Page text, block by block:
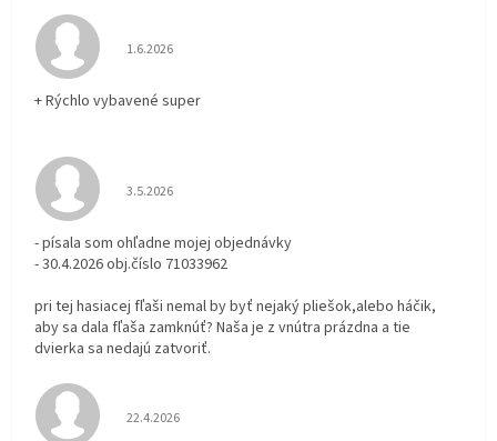
Hodnotenie obchodu je 5 z 5 hviezdičiek.
1.6.2026
+ Rýchlo vybavené super
Hodnotenie obchodu je 3 z 5 hviezdičiek.
3.5.2026
- písala som ohľadne mojej objednávky
- 30.4.2026 obj.číslo 71033962
pri tej hasiacej fľaši nemal by byť nejaký pliešok,alebo háčik,
aby sa dala fľaša zamknúť? Naša je z vnútra prázdna a tie
dvierka sa nedajú zatvoriť.
Hodnotenie obchodu je 5 z 5 hviezdičiek.
22.4.2026